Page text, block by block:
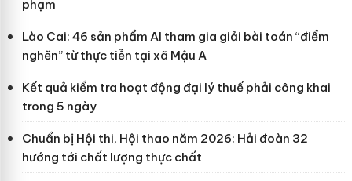
phạm
Lào Cai: 46 sản phẩm AI tham gia giải bài toán “điểm
nghẽn” từ thực tiễn tại xã Mậu A
Kết quả kiểm tra hoạt động đại lý thuế phải công khai
trong 5 ngày
Chuẩn bị Hội thi, Hội thao năm 2026: Hải đoàn 32
hướng tới chất lượng thực chất